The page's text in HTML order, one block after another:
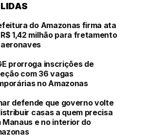
do Amazonas firma ata
1,42 milhão para fretamento
prorroga inscrições de
com 36 vagas
no Amazonas
defende que governo volte
casas a quem precisa
Manaus e no interior do